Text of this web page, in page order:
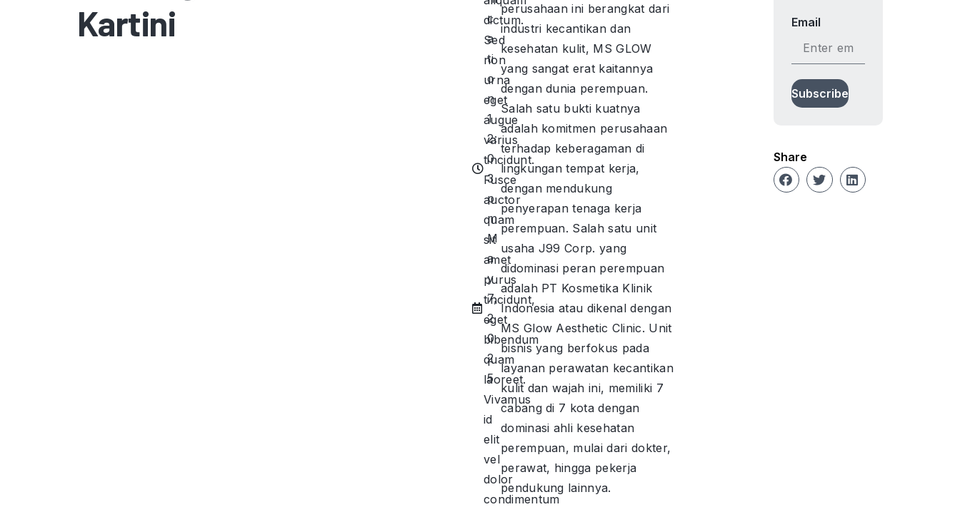
Kartini
c
a
ti
o
n
1
2:
0
3
p
m
M
a
y
7,
2
0
2
5
dictum.
Sed
non
urna
eget
augue
varius
tincidunt.
Fusce
auctor
quam
sit
amet
purus
tincidunt,
eget
bibendum
quam
laoreet.
Vivamus
id
elit
vel
dolor
condimentum
perusahaan ini berangkat dari
industri kecantikan dan
kesehatan kulit, MS GLOW
yang sangat erat kaitannya
dengan dunia perempuan.
Salah satu bukti kuatnya
adalah komitmen perusahaan
terhadap keberagaman di
lingkungan tempat kerja,
dengan mendukung
penyerapan tenaga kerja
perempuan. Salah satu unit
usaha J99 Corp. yang
didominasi peran perempuan
adalah PT Kosmetika Klinik
Indonesia atau dikenal dengan
MS Glow Aesthetic Clinic. Unit
bisnis yang berfokus pada
layanan perawatan kecantikan
kulit dan wajah ini, memiliki 7
cabang di 7 kota dengan
dominasi ahli kesehatan
perempuan, mulai dari dokter,
perawat, hingga pekerja
pendukung lainnya.
Email
Subscribe
Share